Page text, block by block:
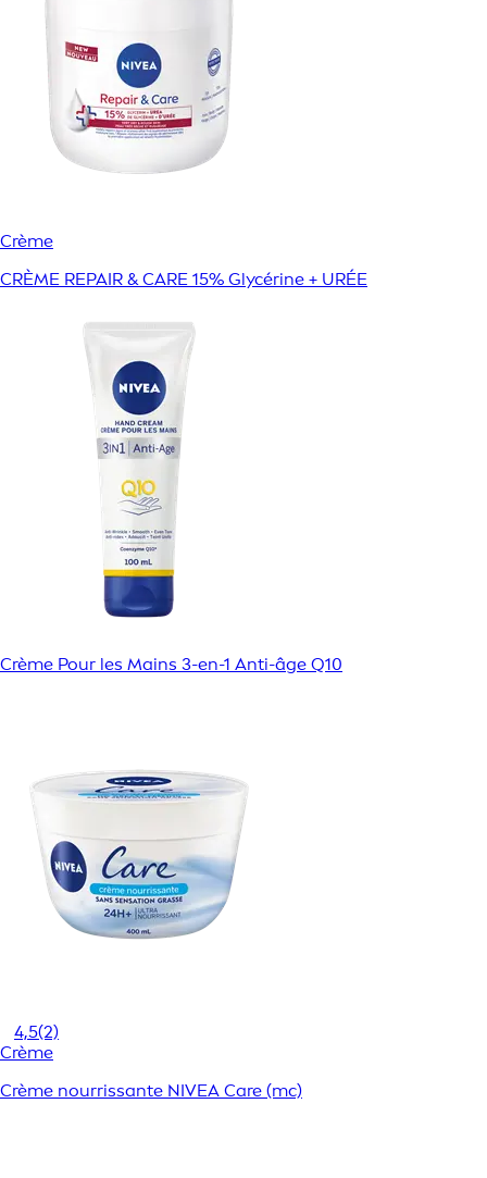
Crème
CRÈME REPAIR & CARE 15% Glycérine + URÉE
Crème Pour les Mains 3-en-1 Anti-âge Q10
4,5(2)
Crème
Crème nourrissante NIVEA Care (mc)